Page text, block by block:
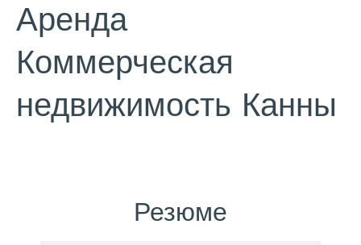
Аренда
Коммерческая
недвижимость Канны
Резюме